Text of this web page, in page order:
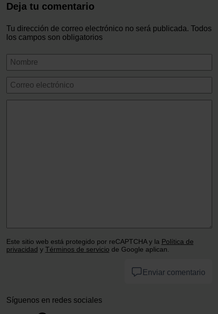
Deja tu comentario
Tu dirección de correo electrónico no será publicada. Todos
los campos son obligatorios
Este sitio web está protegido por reCAPTCHA y la Política de
privacidad y Términos de servicio de Google aplican.
Enviar comentario
Síguenos en redes sociales